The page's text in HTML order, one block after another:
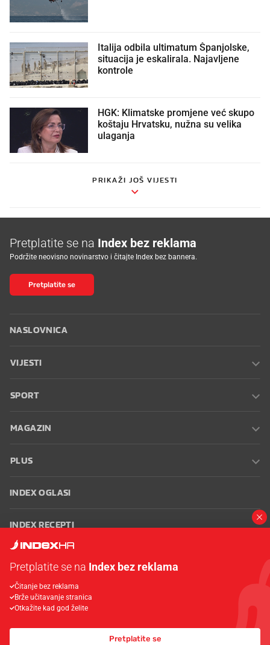
Italija odbila ultimatum Španjolske,
situacija je eskalirala. Najavljene
kontrole
HGK: Klimatske promjene već skupo
koštaju Hrvatsku, nužna su velika
ulaganja
PRIKAŽI JOŠ VIJESTI
Pretplatite se na Index bez reklama
Podržite neovisno novinarstvo i čitajte Index bez bannera.
Pretplatite se
NASLOVNICA
VIJESTI
SPORT
MAGAZIN
PLUS
INDEX OGLASI
INDEX RECEPTI
Oglašavanje Zaposli se na Indexu
korištenja
Postavke kolačića
Pretplatite se na Index bez reklama
Čitanje bez reklama
Brže učitavanje stranica
Otkažite kad god želite
Pretplatite se